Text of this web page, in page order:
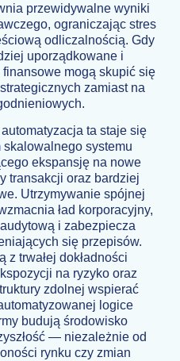
przewidywalne wyniki
ograniczając stres
odliczalnością. Gdy
uporządkowane i
finansowe mogą skupić się
zamiast na
ta staje się
systemu
ekspansję na nowe
transakcji oraz bardziej
Utrzymywanie spójnej
ład korporacyjny,
i zabezpiecza
się przepisów.
z trwałej dokładności
na ryzyko oraz
zdolnej wspierać
logice
budują środowisko
— niezależnie od
rynku czy zmian